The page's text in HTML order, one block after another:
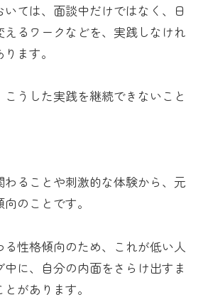
ては、面談中だけではなく、日
るワークなどを、実践しなけれ
ます。
うした実践を継続できないこと
ることや刺激的な体験から、元
のことです。
性格傾向のため、これが低い人
に、自分の内面をさらけ出すま
があります。